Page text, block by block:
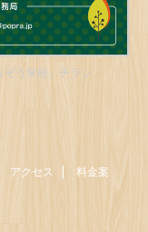
ぞう学校」チラシ
アクセス
料金案